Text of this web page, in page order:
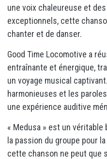
une voix chaleureuse et
exceptionnels, cette
chanter et de danser.
Good Time Locomotive a
entraînante et énergique,
un voyage musical
harmonieuses et les
une expérience auditive
« Medusa » est un
la passion du groupe pour
cette chanson ne peut que